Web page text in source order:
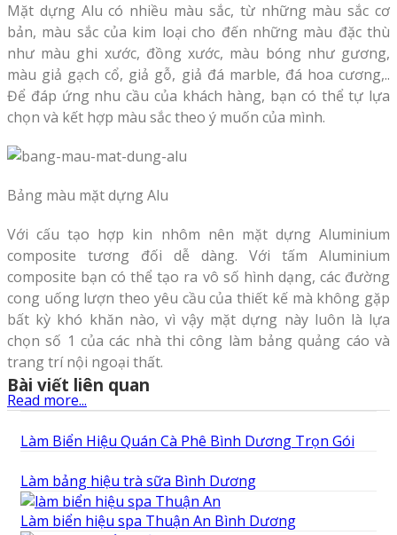
Mặt dựng Alu có nhiều màu sắc, từ những màu sắc cơ
bản, màu sắc của kim loại cho đến những màu đặc thù
như màu ghi xước, đồng xước, màu bóng như gương,
màu giả gạch cổ, giả gỗ, giả đá marble, đá hoa cương,..
Để đáp ứng nhu cầu của khách hàng, bạn có thể tự lựa
chọn và kết hợp màu sắc theo ý muốn của mình.
Bảng màu mặt dựng Alu
Với cấu tạo hợp kin nhôm nên mặt dựng Aluminium
composite tương đối dễ dàng. Với tấm Aluminium
composite bạn có thể tạo ra vô số hình dạng, các đường
cong uống lượn theo yêu cầu của thiết kế mà không gặp
bất kỳ khó khăn nào, vì vậy mặt dựng này luôn là lựa
chọn số 1 của các nhà thi công làm bảng quảng cáo và
trang trí nội ngoại thất.
Read more...
Bài viết liên quan
Làm Biển Hiệu Quán Cà Phê Bình Dương Trọn Gói
Làm bảng hiệu trà sữa Bình Dương
Làm biển hiệu spa Thuận An Bình Dương